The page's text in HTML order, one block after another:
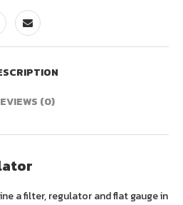
(0)
a filter, regulator and flat gauge in